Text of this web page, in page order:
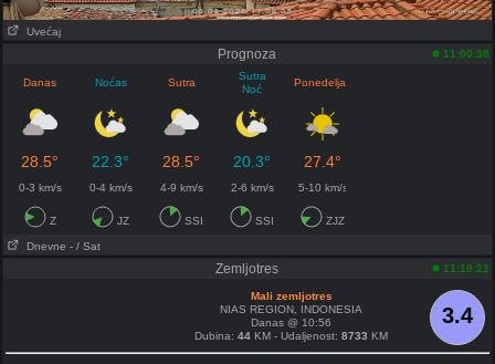
Uvećaj
Prognoza 11:00:38
Danas Noćas Sutra
Sutra
Noć
Ponedeljak
28.5° 22.3° 28.5° 20.3° 27.4°
0-3 km/s 0-4 km/s 4-9 km/s 2-6 km/s 5-10 km/s
Z JZ SSI SSI ZJZ
Dnevne - / Sat
Zemljotres 11:10:21
3.4
Mali zemljotres
NIAS REGION, INDONESIA
Danas @ 10:56
Dubina:44 KM - Udaljenost:8733 KM